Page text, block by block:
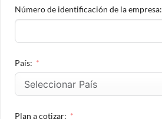
Número de identificación de la empresa:
País:
Plan a cotizar: